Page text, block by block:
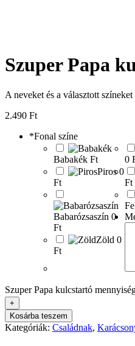
Szuper Papa
A neveket és a választott
2.490 Ft
*Fonal színe
Babakék Ft
0
Piros 0
Ft
Ft
Babarózsaszín 0
Ft
Zöld 0
Ft
Szuper Papa kulcstartó
+
Kosárba teszem
Kategóriák: Családnak,